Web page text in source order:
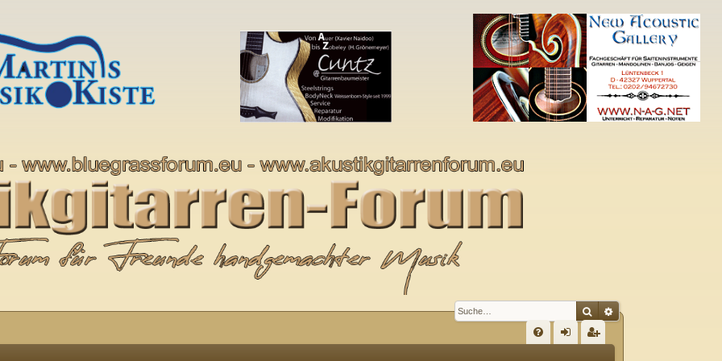
SucheErweiterte Suche
S